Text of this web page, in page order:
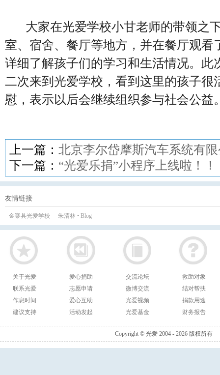
大家在光爱学校小甘老师的带领之
室、宿舍、餐厅等地方，并在餐厅观看
详细了解孩子们的学习和生活情况。此
二次来到光爱学校， 看到这里的孩子很
慰，表示以后会继续组织参与社会公益
上一篇： 北京李尔岱摩斯汽车系统有
下一篇： “光爱乐捐”小程序上线啦！！
友情链接
金寨县光爱学校 朱清林 • Blog
关于光爱
联系光爱
作息时间
建议支持
爱心捐助
志愿申请
爱心互助
活动发起
交流论坛
微博交流
光爱视频
光爱基金
救助对象
结对帮扶
捐款用途
财务报告
Copyright © 光爱 2004 - 2026 版权所有